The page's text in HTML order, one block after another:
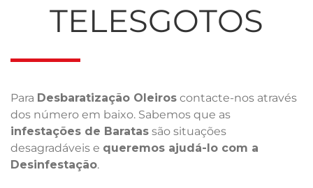
TELESGOTOS
Para Desbaratização Oleiros contacte-nos através
dos número em baixo. Sabemos que as
infestações de Baratas são situações
desagradáveis e queremos ajudá-lo com a
Desinfestação.